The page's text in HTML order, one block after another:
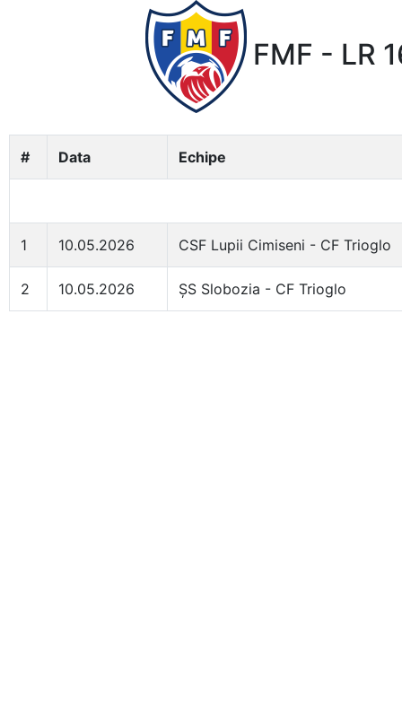
FMF - LR
# Data Echipe
1 10.05.2026 CSF Lupii Cimiseni - CF Trioglo
2 10.05.2026 ȘS Slobozia - CF Trioglo